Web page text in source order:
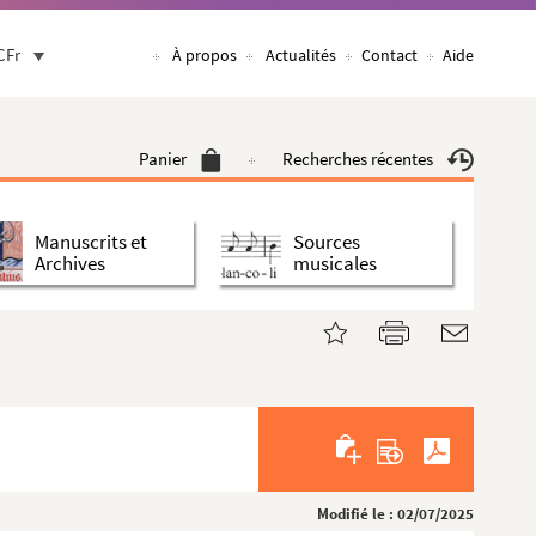
À propos Actualités Contact Aide
Panier Recherches récentes
Manuscrits et
Archives
Sources
musicales
Modifié le : 02/07/2025